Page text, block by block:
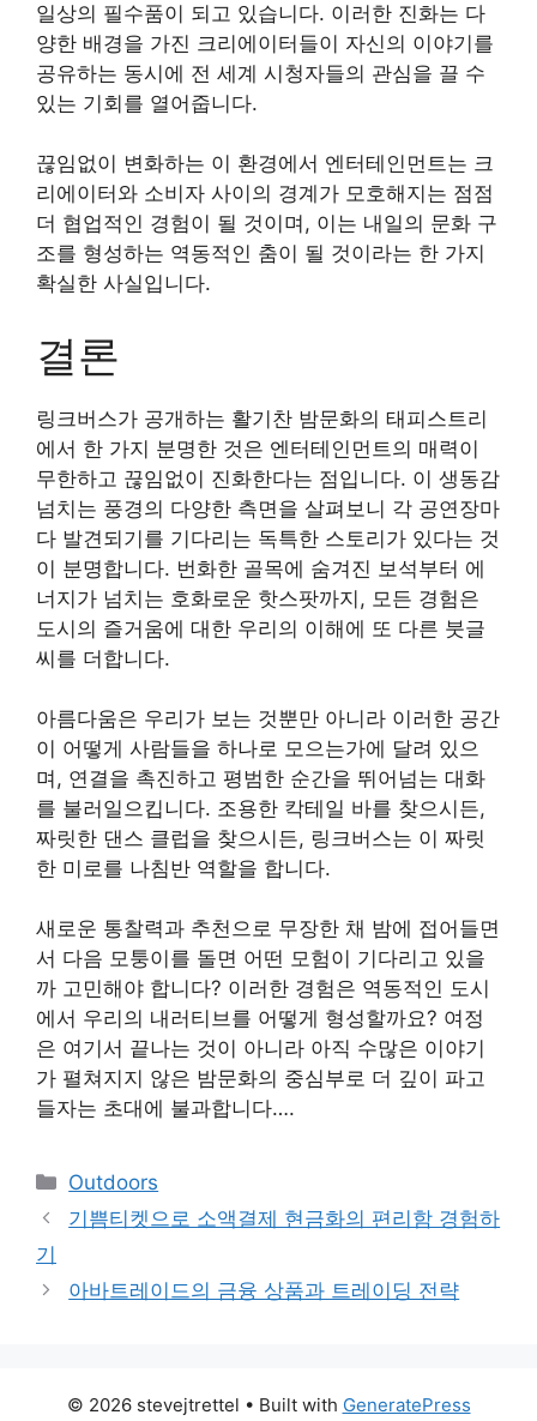
일상의 필수품이 되고 있습니다. 이러한 진화는 다
양한 배경을 가진 크리에이터들이 자신의 이야기를
공유하는 동시에 전 세계 시청자들의 관심을 끌 수
있는 기회를 열어줍니다.
끊임없이 변화하는 이 환경에서 엔터테인먼트는 크
리에이터와 소비자 사이의 경계가 모호해지는 점점
더 협업적인 경험이 될 것이며, 이는 내일의 문화 구
조를 형성하는 역동적인 춤이 될 것이라는 한 가지
확실한 사실입니다.
결론
링크버스가 공개하는 활기찬 밤문화의 태피스트리
에서 한 가지 분명한 것은 엔터테인먼트의 매력이
무한하고 끊임없이 진화한다는 점입니다. 이 생동감
넘치는 풍경의 다양한 측면을 살펴보니 각 공연장마
다 발견되기를 기다리는 독특한 스토리가 있다는 것
이 분명합니다. 번화한 골목에 숨겨진 보석부터 에
너지가 넘치는 호화로운 핫스팟까지, 모든 경험은
도시의 즐거움에 대한 우리의 이해에 또 다른 붓글
씨를 더합니다.
아름다움은 우리가 보는 것뿐만 아니라 이러한 공간
이 어떻게 사람들을 하나로 모으는가에 달려 있으
며, 연결을 촉진하고 평범한 순간을 뛰어넘는 대화
를 불러일으킵니다. 조용한 칵테일 바를 찾으시든,
짜릿한 댄스 클럽을 찾으시든, 링크버스는 이 짜릿
한 미로를 나침반 역할을 합니다.
새로운 통찰력과 추천으로 무장한 채 밤에 접어들면
서 다음 모퉁이를 돌면 어떤 모험이 기다리고 있을
까 고민해야 합니다? 이러한 경험은 역동적인 도시
에서 우리의 내러티브를 어떻게 형성할까요? 여정
은 여기서 끝나는 것이 아니라 아직 수많은 이야기
가 펼쳐지지 않은 밤문화의 중심부로 더 깊이 파고
들자는 초대에 불과합니다….
Categories
Outdoors
기쁨티켓으로 소액결제 현금화의 편리함 경험하
기
아바트레이드의 금융 상품과 트레이딩 전략
© 2026 stevejtrettel • Built with GeneratePress